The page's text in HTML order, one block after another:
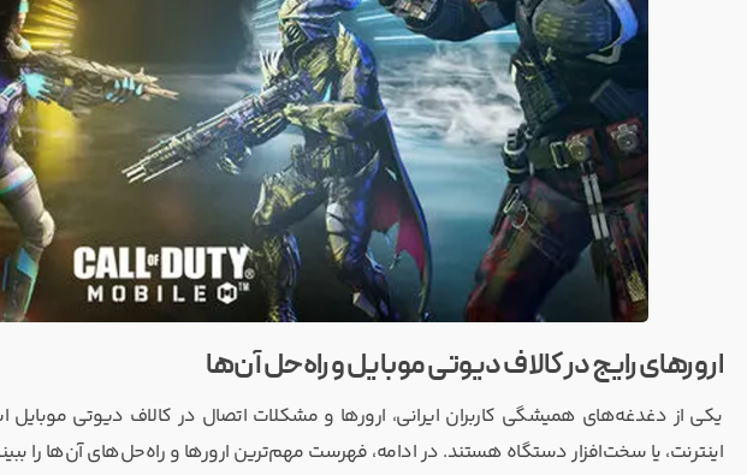
ارورهای رایج در کالاف دیوتی موبایل و راه‌حل آن‌ها
یکی از دغدغه‌های همیشگی کاربران ایرانی، ارورها و مشکلات اتصال در کالاف دیوتی
اینترنت، یا سخت‌افزار دستگاه هستند. در ادامه، فهرست مهم‌ترین ارورها و راه‌حل‌های آن‌ها را